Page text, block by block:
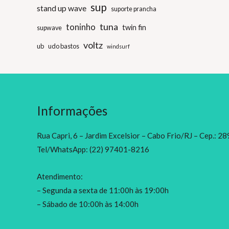
stand up wave sup suporte prancha
supwave toninho tuna twin fin
ub udo bastos voltz windsurf
Informações
Rua Capri, 6 – Jardim Excelsior – Cabo Frio/RJ – Cep.:
Tel/WhatsApp: (22) 97401-8216
Atendimento:
– Segunda a sexta de 11:00h às 19:00h
– Sábado de 10:00h às 14:00h